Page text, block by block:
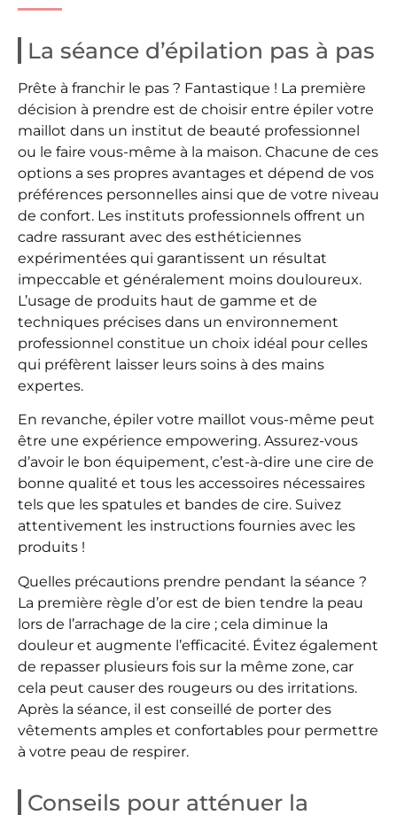
La séance d’épilation pas à pas
Prête à franchir le pas ? Fantastique ! La première
décision à prendre est de choisir entre épiler votre
maillot dans un institut de beauté professionnel
ou le faire vous-même à la maison. Chacune de ces
options a ses propres avantages et dépend de vos
préférences personnelles ainsi que de votre niveau
de confort. Les instituts professionnels offrent un
cadre rassurant avec des esthéticiennes
expérimentées qui garantissent un résultat
impeccable et généralement moins douloureux.
L’usage de produits haut de gamme et de
techniques précises dans un environnement
professionnel constitue un choix idéal pour celles
qui préfèrent laisser leurs soins à des mains
expertes.
En revanche, épiler votre maillot vous-même peut
être une expérience empowering. Assurez-vous
d’avoir le bon équipement, c’est-à-dire une cire de
bonne qualité et tous les accessoires nécessaires
tels que les spatules et bandes de cire. Suivez
attentivement les instructions fournies avec les
produits !
Quelles précautions prendre pendant la séance ?
La première règle d’or est de bien tendre la peau
lors de l’arrachage de la cire ; cela diminue la
douleur et augmente l’efficacité. Évitez également
de repasser plusieurs fois sur la même zone, car
cela peut causer des rougeurs ou des irritations.
Après la séance, il est conseillé de porter des
vêtements amples et confortables pour permettre
à votre peau de respirer.
Conseils pour atténuer la